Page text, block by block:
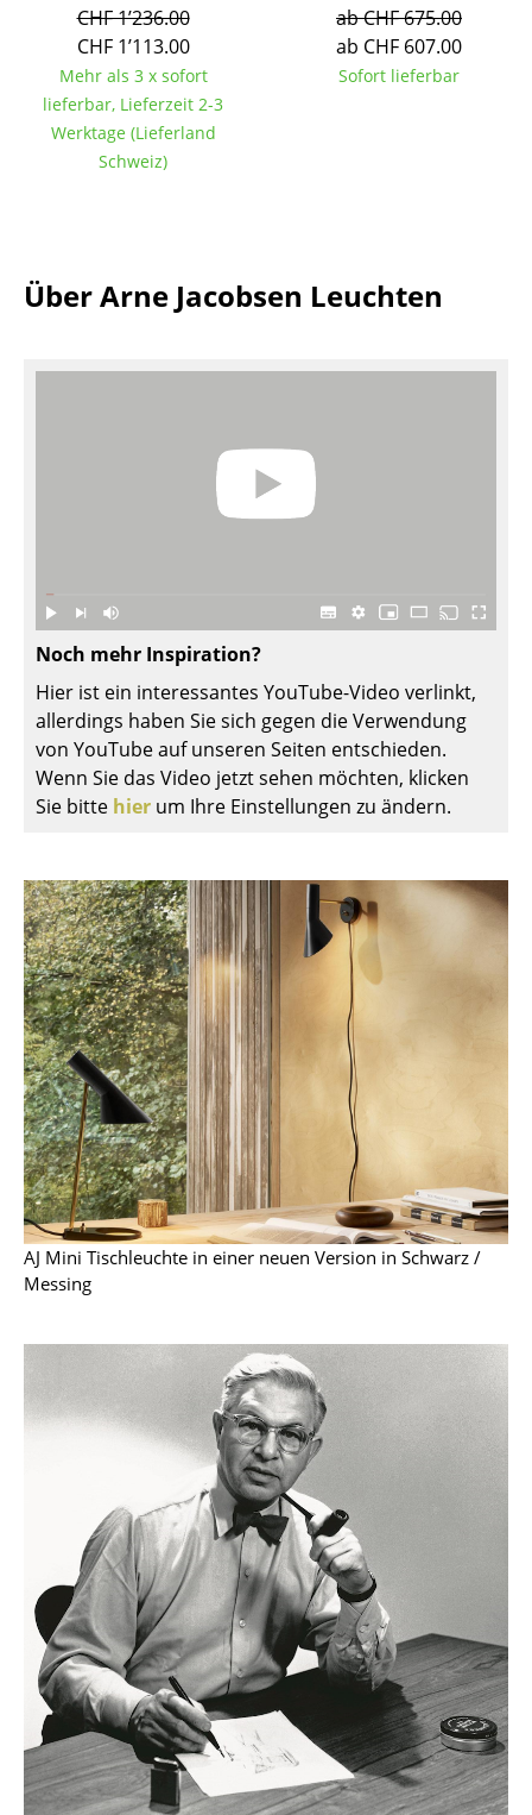
Stehleuchten & Leseleuchten
Bodenleuchten
Wandleuchten
... alle Leuchten
... alle Betten
Accessoires
Uhren
Spiegel
Vasen
Tabletts
Büroutensilien
Aufbewahrungsboxen
Decken
Kissen
Teppiche
Vorhänge
... alle Accessoires
Wohnzimmer
Schlafzimmer
Kinderzimmer
Arbeitszimmer
Diele
Badezimmer
Stauraum
Balkon & Garten
CHF 1’236.00
CHF 1’113.00
Mehr als 3 x sofort
lieferbar, Lieferzeit 2-3
Werktage (Lieferland
Schweiz)
ab CHF 675.00
ab CHF 607.00
Sofort lieferbar
Über Arne Jacobsen Leuchten
Noch mehr Inspiration?
Hier ist ein interessantes YouTube-Video verlinkt,
allerdings haben Sie sich gegen die Verwendung
von YouTube auf unseren Seiten entschieden.
Wenn Sie das Video jetzt sehen möchten, klicken
Sie bitte hier um Ihre Einstellungen zu ändern.
AJ Mini Tischleuchte in einer neuen Version in Schwarz /
Messing